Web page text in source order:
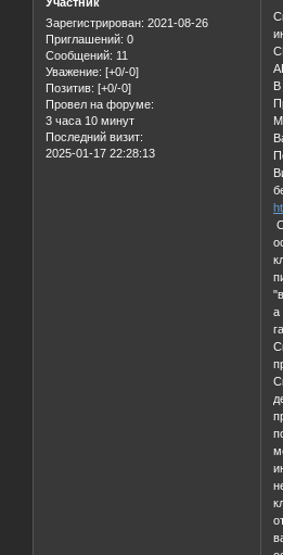
Зарегистрирован: 2021-08-26
Приглашений: 0
Сообщений: 11
Уважение: [+0/-0]
Позитив: [+0/-0]
Провел на форуме:
3 часа 10 минут
Последний визит:
2025-01-17 22:28:13
а